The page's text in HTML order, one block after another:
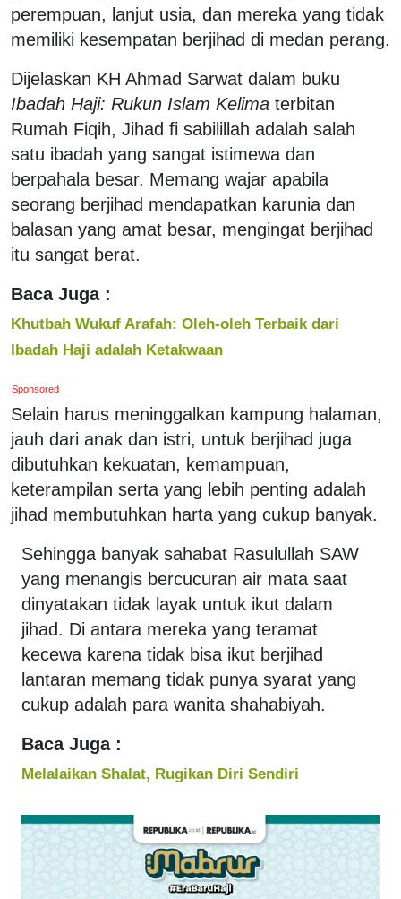
perempuan, lanjut usia, dan mereka yang tidak
memiliki kesempatan berjihad di medan perang.
Dijelaskan KH Ahmad Sarwat dalam buku
Ibadah Haji: Rukun Islam Kelima terbitan
Rumah Fiqih, Jihad fi sabilillah adalah salah
satu ibadah yang sangat istimewa dan
berpahala besar. Memang wajar apabila
seorang berjihad mendapatkan karunia dan
balasan yang amat besar, mengingat berjihad
itu sangat berat.
Baca Juga :
Khutbah Wukuf Arafah: Oleh-oleh Terbaik dari
Ibadah Haji adalah Ketakwaan
Sponsored
Selain harus meninggalkan kampung halaman,
jauh dari anak dan istri, untuk berjihad juga
dibutuhkan kekuatan, kemampuan,
keterampilan serta yang lebih penting adalah
jihad membutuhkan harta yang cukup banyak.
Sehingga banyak sahabat Rasulullah SAW
yang menangis bercucuran air mata saat
dinyatakan tidak layak untuk ikut dalam
jihad. Di antara mereka yang teramat
kecewa karena tidak bisa ikut berjihad
lantaran memang tidak punya syarat yang
cukup adalah para wanita shahabiyah.
Baca Juga :
Melalaikan Shalat, Rugikan Diri Sendiri